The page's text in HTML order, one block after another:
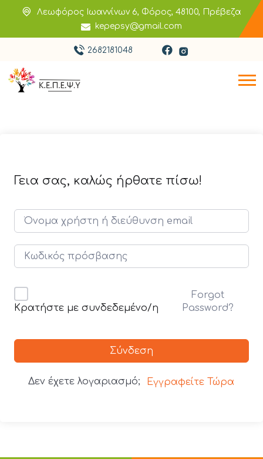
Λεωφόρος Ιωαννίνων 6, Φόρος, 48100, Πρέβεζα
kepepsy@gmail.com
2682181048
Γεια σας, καλώς ήρθατε πίσω!
Κρατήστε με συνδεδεμένο/η
Forgot
Password?
Σύνδεση
Δεν έχετε λογαριασμό; Εγγραφείτε Τώρα